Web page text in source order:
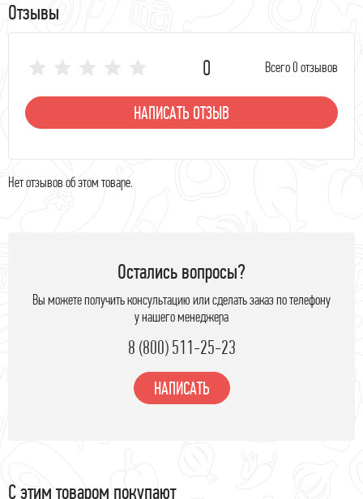
Отзывы
0 Всего 0 отзывов
НАПИСАТЬ ОТЗЫВ
Нет отзывов об этом товаре.
Остались вопросы?
Вы можете получить консультацию или сделать заказ по телефону
у нашего менеджера
8 (800) 511-25-23
НАПИСАТЬ
С этим товаром покупают